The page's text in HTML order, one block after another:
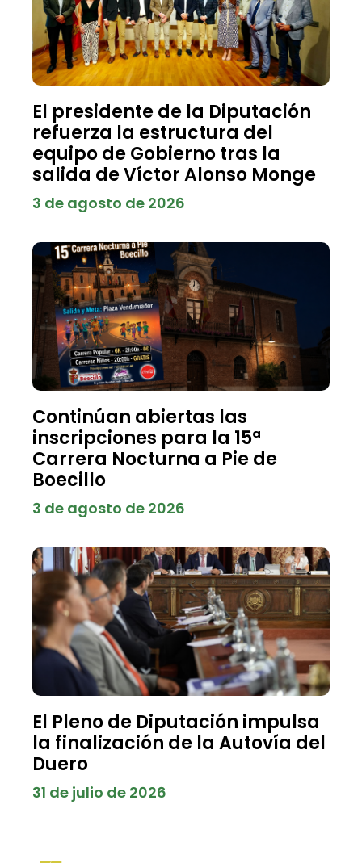
El presidente de la Diputación
refuerza la estructura del
equipo de Gobierno tras la
salida de Víctor Alonso Monge
3 de agosto de 2026
Continúan abiertas las
inscripciones para la 15ª
Carrera Nocturna a Pie de
Boecillo
3 de agosto de 2026
El Pleno de Diputación impulsa
la finalización de la Autovía del
Duero
31 de julio de 2026